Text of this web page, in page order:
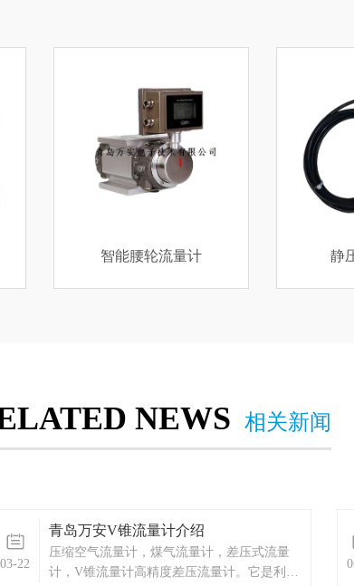
静压式液位计 氯化
NEWS 相关新闻
03-22
青岛万安V锥流量计介绍
压缩空气流量计，煤气流量计，差压式流量
计，V锥流量计高精度差压流量计。它是利用